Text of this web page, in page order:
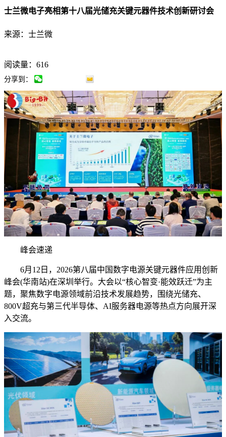
士兰微电子亮相第十八届光储充关键元器件技术创新研讨会
来源：士兰微
阅读量：616
分享到：
峰会速递
6月12日，2026第八届中国数字电源关键元器件应用创新
峰会(华南站)在深圳举行。大会以“核心智变·能效跃迁”为主
题，聚焦数字电源领域前沿技术发展趋势，围绕光储充、
800V超充与第三代半导体、AI服务器电源等热点方向展开深
入交流。